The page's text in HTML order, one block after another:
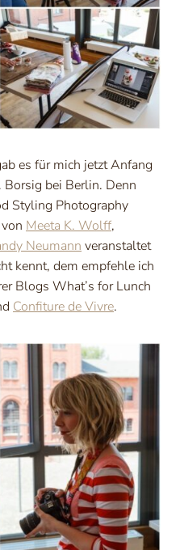
es für mich jetzt Anfang
bei Berlin. Denn
Styling Photography
Meeta K. Wolff,
Neumann veranstaltet
kennt, dem empfehle ich
Blogs What’s for Lunch
Confiture de Vivre.